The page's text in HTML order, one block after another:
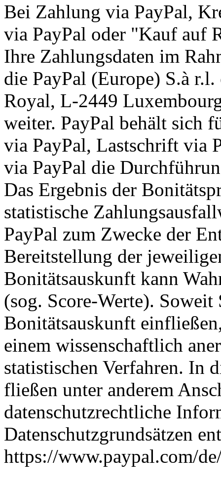
Bei Zahlung via PayPal,
via PayPal oder "Kauf auf
Ihre Zahlungsdaten im
die PayPal (Europe) S.à
Royal, L-2449
weiter. PayPal behält sich
via PayPal, Lastschrift via
via PayPal die
Das Ergebnis der
statistische
PayPal zum Zwecke der
Bereitstellung der
Bonitätsauskunft kann
(sog. Score-Werte). Soweit
Bonitätsauskunft
einem wissenschaftlich
statistischen Verfahren. In
fließen unter anderem
datenschutzrechtliche
Datenschutzgrundsätzen
https://www.paypal.com/